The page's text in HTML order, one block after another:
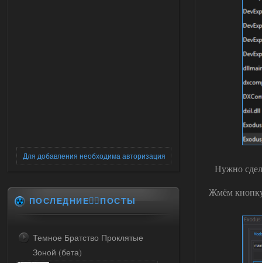
Нужно
Жмём
Для добавления необходима авторизация
ПОСЛЕДНИЕ✍🏻ПОСТЫ
Темное Братство Проклятые
Зоной (бета)